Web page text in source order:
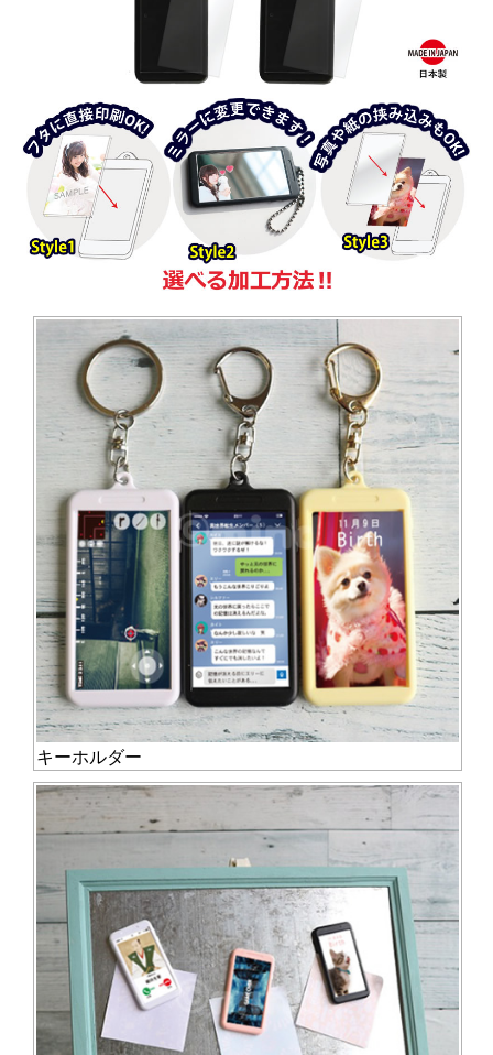
キーホルダー